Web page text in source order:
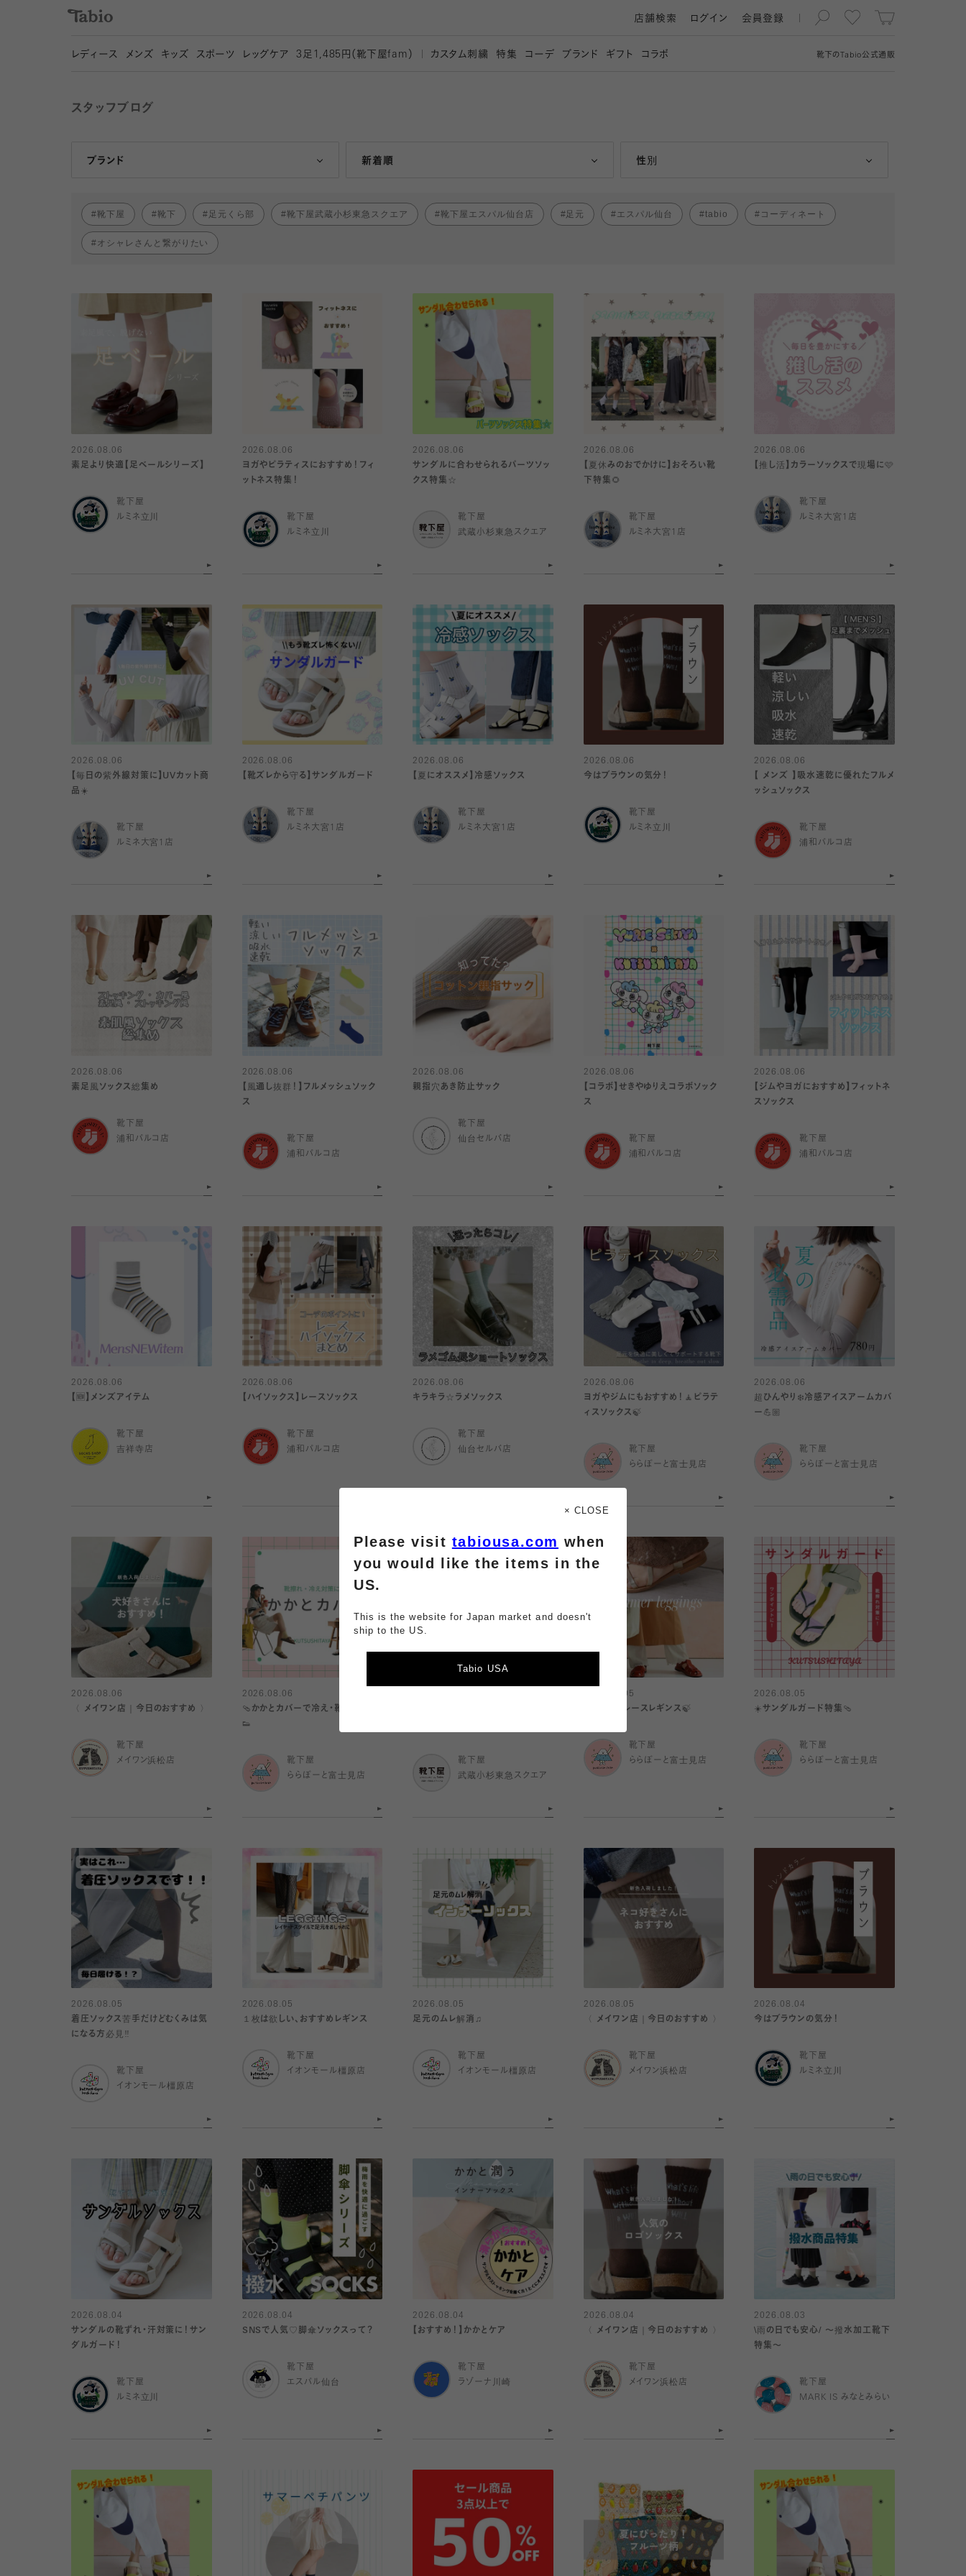
靴下の Tabio公式通販
店舗検索 ログイン 会員登録
レディース メンズ キッズ スポーツ レッグケア 3 足1,485円（靴下屋fam） カスタム刺繍 特集 コーデ ブランド ギフト コラボ
スタッフブログ
ブランド
Tabio 新着順
人気ランキング順 性別
女性
靴下屋 靴下 足元くら部 靴下屋武蔵小杉東急スクエア 靴下屋エスパル仙台店 足元 エスパル仙台 tabio コーディネート
オシャレさんと繋がりたい
2026.08.06
素足より快適【足ベールシリーズ】
靴下屋
ルミネ立川
2026.08.06
ヨガやピラティスにおすすめ！フィ
ットネス特集！
靴下屋
ルミネ立川
2026.08.06
サンダルに合わせられるパーツソッ
クス特集☆
靴下屋
武蔵小杉東急スクエア
2026.08.06
【夏休みのおでかけに】おそろい靴
下特集🌻
靴下屋
ルミネ大宮1店
2026.08.06
【推し活】カラーソックスで現場に🩷
靴下屋
ルミネ大宮1店
2026.08.06
【毎日の紫外線対策に】UVカット商
品☀️
靴下屋
ルミネ大宮1店
2026.08.06
【靴ズレから守る】サンダルガード
靴下屋
ルミネ大宮1店
2026.08.06
【夏にオススメ】冷感ソックス
靴下屋
ルミネ大宮1店
2026.08.06
今はブラウンの気分！
靴下屋
ルミネ立川
2026.08.06
【 メンズ 】吸水速乾に優れたフルメ
ッシュソックス
靴下屋
浦和パルコ店
2026.08.06
素足風ソックス総集め
靴下屋
浦和パルコ店
2026.08.06
【風通し抜群！】フルメッシュソック
ス
靴下屋
浦和パルコ店
2026.08.06
親指穴あき防止サック
靴下屋
仙台セルバ店
2026.08.06
【コラボ】せきやゆりえコラボソック
ス
靴下屋
浦和パルコ店
2026.08.06
【ジムやヨガにおすすめ】フィットネ
スソックス
靴下屋
浦和パルコ店
2026.08.06
【🆕】メンズアイテム
靴下屋
吉祥寺店
2026.08.06
【ハイソックス】レースソックス
靴下屋
浦和パルコ店
2026.08.06
キラキラ☆ラメソックス
靴下屋
仙台セルバ店
2026.08.06
ヨガやジムにもおすすめ！🧘ピラテ
ィスソックス🍃
靴下屋
ららぽーと富士見店
2026.08.06
超ひんやり❄️冷感アイスアームカバ
ー💪🏼
靴下屋
ららぽーと富士見店
2026.08.06
〈 メイワン店｜今日のおすすめ 〉
靴下屋
メイワン浜松店
2026.08.06
🩴かかとカバーで冷え・靴擦れ対策
👟
靴下屋
ららぽーと富士見店
靴下屋
武蔵小杉東急スクエア
2026.08.05
チュール・レースレギンス🍃
靴下屋
ららぽーと富士見店
2026.08.05
☀️サンダルガード特集🩴
靴下屋
ららぽーと富士見店
2026.08.05
着圧ソックス苦手だけどむくみは気
になる方必見‼️
靴下屋
イオンモール橿原店
2026.08.05
１枚は欲しい、おすすめレギンス
靴下屋
イオンモール橿原店
2026.08.05
足元のムレ解消♫
靴下屋
イオンモール橿原店
2026.08.05
〈 メイワン店｜今日のおすすめ 〉
靴下屋
メイワン浜松店
2026.08.04
今はブラウンの気分！
靴下屋
ルミネ立川
2026.08.04
サンダルの靴ずれ・汗対策に！サン
ダルガード！
靴下屋
ルミネ立川
2026.08.04
SNSで人気♡脚傘ソックスって？
靴下屋
エスパル仙台
2026.08.04
【おすすめ！】かかとケア
靴下屋
ラゾーナ川崎
2026.08.04
〈 メイワン店｜今日のおすすめ 〉
靴下屋
メイワン浜松店
2026.08.03
\雨の日でも安心/ 〜撥水加工靴下
特集〜
靴下屋
MARK IS みなとみらい
× CLOSE
Please visit tabiousa.com when
you would like the items in the
US.
This is the website for Japan market and doesn't
ship to the US.
Tabio USA